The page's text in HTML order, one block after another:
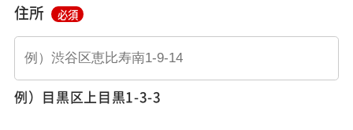
住所 必須
例）目黒区上目黒1-3-3